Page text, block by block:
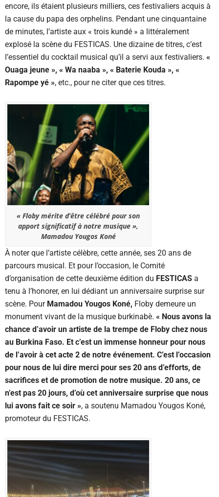
encore, ils étaient plusieurs milliers, ces festivaliers acquis à
la cause du papa des orphelins. Pendant une cinquantaine
de minutes, l’artiste aux « trois kundé » a littéralement
explosé la scène du FESTICAS. Une dizaine de titres, c’est
l’essentiel du cocktail musical qu’il a servi aux festivaliers. «
Ouaga jeune », « Wa naaba », « Baterie Kouda », «
Rapompe yé », etc., pour ne citer que ces titres.
« Floby mérite d’être célébré pour son
apport significatif à notre musique »,
Mamadou Yougos Koné
À noter que l’artiste célèbre, cette année, ses 20 ans de
parcours musical. Et pour l’occasion, le Comité
d’organisation de cette deuxième édition du FESTICAS a
tenu à l’honorer, en lui dédiant un anniversaire surprise sur
scène. Pour Mamadou Yougos Koné, Floby demeure un
monument vivant de la musique burkinabè. « Nous avons la
chance d’avoir un artiste de la trempe de Floby chez nous
au Burkina Faso. Et c’est un immense honneur pour nous
de l’avoir à cet acte 2 de notre événement. C’est l’occasion
pour nous de lui dire merci pour ses 20 ans d’efforts, de
sacrifices et de promotion de notre musique. 20 ans, ce
n’est pas 20 jours, d’où cet anniversaire surprise que nous
lui avons fait ce soir », a soutenu Mamadou Yougos Koné,
promoteur du FESTICAS.